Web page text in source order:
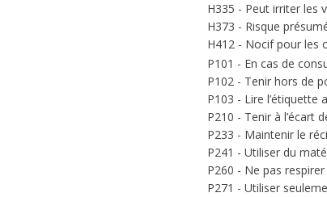
H335 - Peut irriter les
H373 - Risque
H412 - Nocif pour les
P101 - En cas de
P102 - Tenir hors de
P103 - Lire l’étiquette
P210 - Tenir à l’écart
P233 - Maintenir le
P241 - Utiliser du
P260 - Ne pas
P271 - Utiliser